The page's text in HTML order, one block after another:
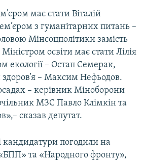
має стати Віталій
з гуманітарних питань –
Мінсоцполітики замість
освіти має стати Лілія
екології – Остап Семерак,
– Максим Нефьодов.
– керівник Міноборони
МЗС Павло Клімкін та
сказав депутат.
кандидатури погодили на
та «Народного фронту»,